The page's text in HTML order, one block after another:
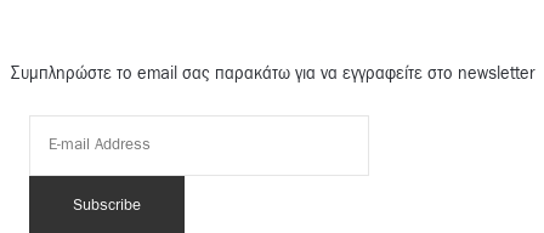
Συμπληρώστε το email σας παρακάτω για να εγγραφείτε στο newsletter